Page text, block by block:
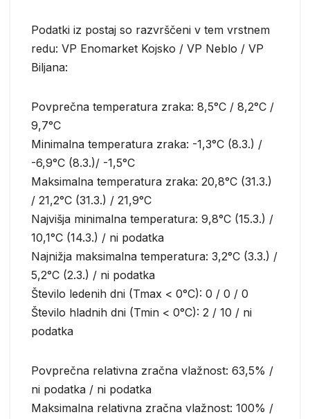
Podatki iz postaj so razvrščeni v tem vrstnem
redu: VP Enomarket Kojsko / VP Neblo / VP
Biljana:
Povprečna temperatura zraka: 8,5°C / 8,2°C /
9,7°C
Minimalna temperatura zraka: -1,3°C (8.3.) /
-6,9°C (8.3.)/ -1,5°C
Maksimalna temperatura zraka: 20,8°C (31.3.)
/ 21,2°C (31.3.) / 21,9°C
Najvišja minimalna temperatura: 9,8°C (15.3.) /
10,1°C (14.3.) / ni podatka
Najnižja maksimalna temperatura: 3,2°C (3.3.) /
5,2°C (2.3.) / ni podatka
Število ledenih dni (Tmax < 0°C): 0 / 0 / 0
Število hladnih dni (Tmin < 0°C): 2 / 10 / ni
podatka
Povprečna relativna zračna vlažnost: 63,5% /
ni podatka / ni podatka
Maksimalna relativna zračna vlažnost: 100% /